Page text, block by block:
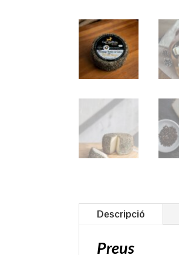
Descripció
Preus